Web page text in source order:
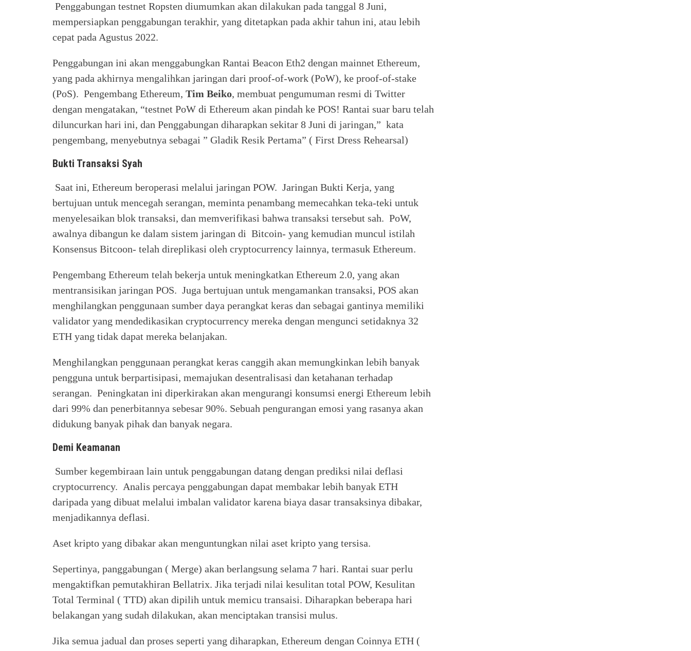
Penggabungan testnet Ropsten diumumkan akan dilakukan pada tanggal 8 Juni,
mempersiapkan penggabungan terakhir, yang ditetapkan pada akhir tahun ini, atau lebih
cepat pada Agustus 2022.
Penggabungan ini akan menggabungkan Rantai Beacon Eth2 dengan mainnet Ethereum,
yang pada akhirnya mengalihkan jaringan dari proof-of-work (PoW), ke proof-of-stake
(PoS). Pengembang Ethereum, Tim Beiko, membuat pengumuman resmi di Twitter
dengan mengatakan, “testnet PoW di Ethereum akan pindah ke POS! Rantai suar baru telah
diluncurkan hari ini, dan Penggabungan diharapkan sekitar 8 Juni di jaringan,” kata
pengembang, menyebutnya sebagai ” Gladik Resik Pertama” ( First Dress Rehearsal)
Bukti Transaksi Syah
Saat ini, Ethereum beroperasi melalui jaringan POW. Jaringan Bukti Kerja, yang
bertujuan untuk mencegah serangan, meminta penambang memecahkan teka-teki untuk
menyelesaikan blok transaksi, dan memverifikasi bahwa transaksi tersebut sah. PoW,
awalnya dibangun ke dalam sistem jaringan di Bitcoin- yang kemudian muncul istilah
Konsensus Bitcoon- telah direplikasi oleh cryptocurrency lainnya, termasuk Ethereum.
Pengembang Ethereum telah bekerja untuk meningkatkan Ethereum 2.0, yang akan
mentransisikan jaringan POS. Juga bertujuan untuk mengamankan transaksi, POS akan
menghilangkan penggunaan sumber daya perangkat keras dan sebagai gantinya memiliki
validator yang mendedikasikan cryptocurrency mereka dengan mengunci setidaknya 32
ETH yang tidak dapat mereka belanjakan.
Menghilangkan penggunaan perangkat keras canggih akan memungkinkan lebih banyak
pengguna untuk berpartisipasi, memajukan desentralisasi dan ketahanan terhadap
serangan. Peningkatan ini diperkirakan akan mengurangi konsumsi energi Ethereum lebih
dari 99% dan penerbitannya sebesar 90%. Sebuah pengurangan emosi yang rasanya akan
didukung banyak pihak dan banyak negara.
Demi Keamanan
Sumber kegembiraan lain untuk penggabungan datang dengan prediksi nilai deflasi
cryptocurrency. Analis percaya penggabungan dapat membakar lebih banyak ETH
daripada yang dibuat melalui imbalan validator karena biaya dasar transaksinya dibakar,
menjadikannya deflasi.
Aset kripto yang dibakar akan menguntungkan nilai aset kripto yang tersisa.
Sepertinya, panggabungan ( Merge) akan berlangsung selama 7 hari. Rantai suar perlu
mengaktifkan pemutakhiran Bellatrix. Jika terjadi nilai kesulitan total POW, Kesulitan
Total Terminal ( TTD) akan dipilih untuk memicu transaisi. Diharapkan beberapa hari
belakangan yang sudah dilakukan, akan menciptakan transisi mulus.
Jika semua jadual dan proses seperti yang diharapkan, Ethereum dengan Coinnya ETH (